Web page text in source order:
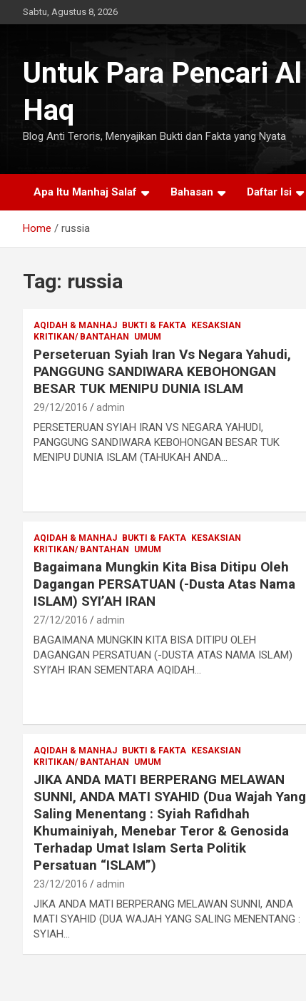
to
Sabtu, Agustus 8, 2026
Untuk Para Pencari Al
Haq
Blog Anti Teroris, Menyajikan Bukti dan Fakta yang Nyata
Apa Itu Manhaj Salaf Bahasan Daftar Isi
Home russia
Tag: russia
AQIDAH & MANHAJ BUKTI & FAKTA
KESAKSIAN
KRITIKAN/ BANTAHAN
UMUM
Perseteruan Syiah Iran Vs Negara Yahudi,
PANGGUNG SANDIWARA KEBOHONGAN
BESAR TUK MENIPU DUNIA ISLAM
29/12/2016 admin
PERSETERUAN SYIAH IRAN VS NEGARA YAHUDI,
PANGGUNG SANDIWARA KEBOHONGAN BESAR TUK
MENIPU DUNIA ISLAM (TAHUKAH ANDA…
AQIDAH & MANHAJ BUKTI & FAKTA
KESAKSIAN
KRITIKAN/ BANTAHAN
UMUM
Bagaimana Mungkin Kita Bisa Ditipu Oleh
Dagangan PERSATUAN (-Dusta Atas Nama
ISLAM) SYI’AH IRAN
27/12/2016 admin
BAGAIMANA MUNGKIN KITA BISA DITIPU OLEH
DAGANGAN PERSATUAN (-DUSTA ATAS NAMA ISLAM)
SYI’AH IRAN SEMENTARA AQIDAH…
AQIDAH & MANHAJ BUKTI & FAKTA
KESAKSIAN
KRITIKAN/ BANTAHAN
UMUM
JIKA ANDA MATI BERPERANG MELAWAN
SUNNI, ANDA MATI SYAHID (Dua Wajah Yang
Saling Menentang : Syiah Rafidhah
Khumainiyah, Menebar Teror & Genosida
Terhadap Umat Islam Serta Politik
Persatuan “ISLAM”)
23/12/2016 admin
JIKA ANDA MATI BERPERANG MELAWAN SUNNI, ANDA
MATI SYAHID (DUA WAJAH YANG SALING MENENTANG :
SYIAH…